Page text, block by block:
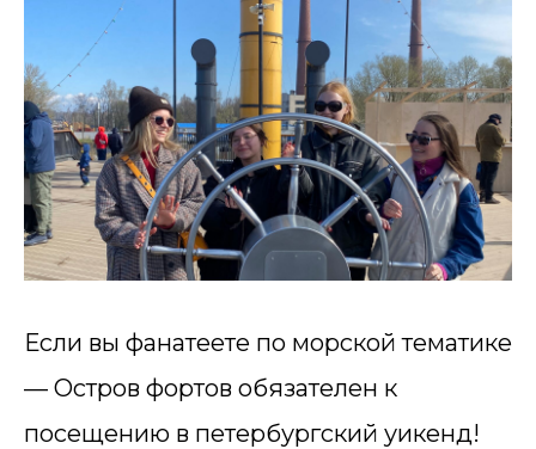
Если вы фанатеете по морской тематике
— Остров фортов обязателен к
посещению в петербургский уикенд!